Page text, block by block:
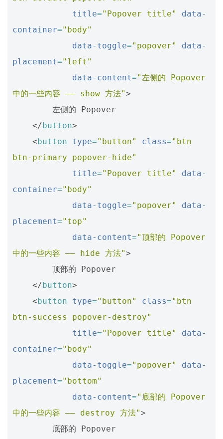
title="Popover title"
data-
container="body"
data-toggle="popover"
data-
placement="left"
data-content="左侧的 Popover
中的一些内容 —— show 方法">
</button>
<button type="button" class="btn
btn-primary popover-hide"
title="Popover title"
data-
container="body"
data-toggle="popover"
data-
placement="top"
data-content="顶部的 Popover
中的一些内容 —— hide 方法">
</button>
<button type="button" class="btn
btn-success popover-destroy"
title="Popover title"
data-
container="body"
data-toggle="popover"
data-
placement="bottom"
data-content="底部的 Popover
中的一些内容 —— destroy 方法">